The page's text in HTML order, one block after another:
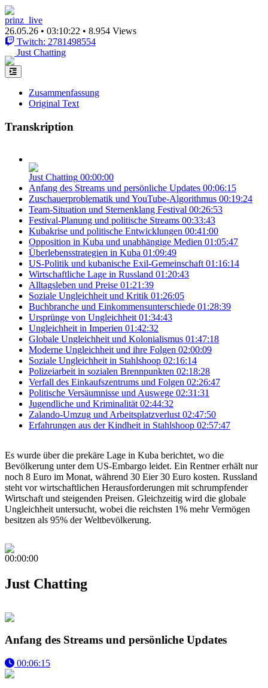
prinz_live
26.05.26 • 03:10:22 • 8.954 Views
Twitch: 2781498554
Just Chatting
Zusammenfassung
Original Text
Transkription
Just Chatting 00:00:00
Anfang des Streams und persönliche Updates 00:06:15
Zuschauerproblematik und YouTube-Algorithmus 00:19:24
Team-Situation und Sternenklang Festival 00:26:53
Festival-Planung und politische Streams 00:33:43
Kubakrise und politische Entwicklungen 00:41:00
Opposition in Kuba und unabhängige Medien 01:05:47
Überlebensstrategien in Kuba 01:09:49
US-Politik und kubanische Exil-Gemeinschaft 01:16:14
Wirtschaftliche Lage in Russland 01:20:43
Alltagsleben und Preise 01:21:39
Soziale Ungleichheit und Kritik 01:26:05
Buchbranche und Einkommensunterschiede 01:28:39
Ursprünge von Ungleichheit 01:34:43
Ungleichheit in Imperien 01:42:32
Globale Ungleichheit und Kolonialismus 01:47:18
Moderne Ungleichheit und ihre Folgen 02:00:09
Soziale Ungleichheit in Stahlshoop 02:16:14
Polizeiarbeit in sozialen Brennpunkten 02:18:28
Verfall des Einkaufszentrums und Folgen 02:26:47
Politische Versäumnisse und Auswege 02:31:31
Jugendliche und Kriminalität 02:44:32
Zalando-Umzug und Arbeitsplatzverlust 02:47:50
Erfahrungen aus der Kindheit in Stahlshoop 02:57:47
Es wurde über die prekäre Lage in Kuba berichtet, wo die
Bevölkerung unter dem US-Embargo leidet. Ein Rentner erhält nur
noch 8 Euro im Monat, während 30 Eier 30 Euro kosten. Russland
steht vor wirtschaftlichen Herausforderungen mit schrumpfender
Wirtschaft und steigenden Preisen. Gleichzeitig wird die globale
Ungleichheit untersucht, wobei die reichsten 1% mehr Vermögen
besitzen als 95% der Weltbevölkerung.
00:00:00
Just Chatting
Anfang des Streams und persönliche Updates
00:06:15